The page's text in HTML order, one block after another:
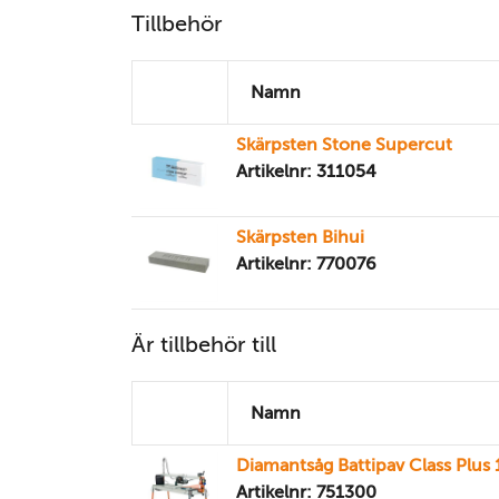
Tillbehör
Namn
Skärpsten Stone Supercut
Artikelnr: 311054
Skärpsten Bihui
Artikelnr: 770076
Är tillbehör till
Namn
Diamantsåg Battipav Class Plus
Artikelnr: 751300